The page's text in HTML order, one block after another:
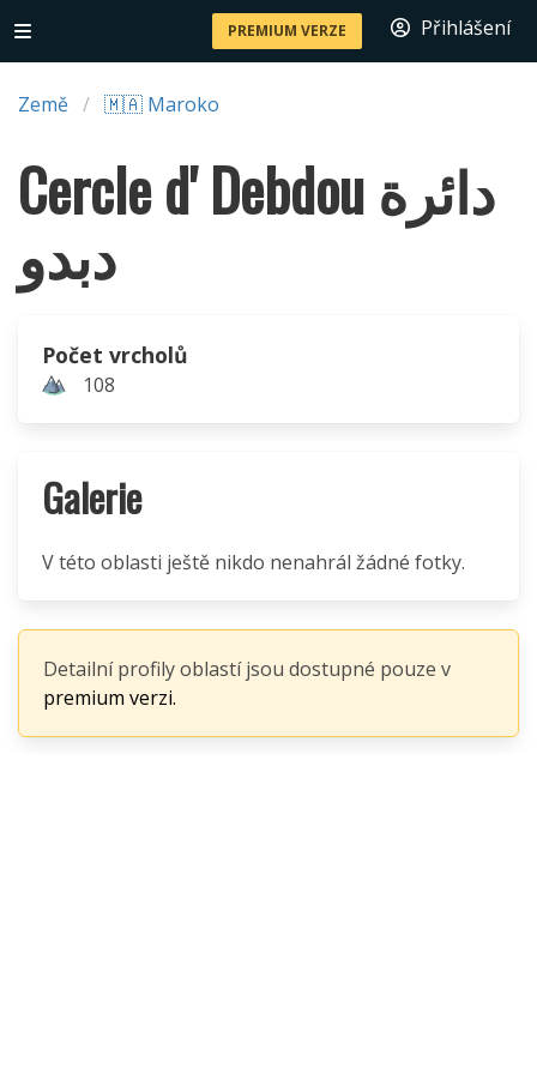
PREMIUM VERZE Přihlášení
Země 🇲🇦 Maroko
Cercle d' Debdou دائرة
دبدو
Počet vrcholů
108
Galerie
V této oblasti ještě nikdo nenahrál žádné fotky.
Detailní profily oblastí jsou dostupné pouze v
premium verzi.